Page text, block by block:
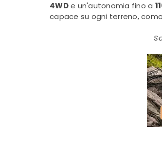
4WDe un'autonomia fino a
capace su ogni terreno,